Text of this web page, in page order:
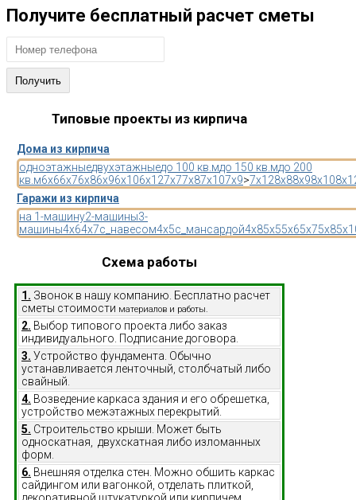
Получите бесплатный расчет сметы
Типовые проекты из кирпича
Дома из кирпича
одноэтажныедвухэтажныедо 100 кв.мдо 150 кв.мдо 200
кв.м6x66x76x86x96x106x127x77x87x107x9>7x128x88x98x10
Гаражи из кирпича
на 1-машину2-машины3-
машины4x64x7с_навесом4x5с_мансардой4x85x55x65x75x8
Схема работы
1. Звонок в нашу компанию. Бесплатно расчет
сметы стоимости материалов и работы.
2. Выбор типового проекта либо заказ
индивидуального. Подписание договора.
3. Устройство фундамента. Обычно
устанавливается ленточный, столбчатый либо
свайный.
4. Возведение каркаса здания и его обрешетка,
устройство межэтажных перекрытий.
5. Строительство крыши. Может быть
односкатная, двухскатная либо изломанных
форм.
6. Внешняя отделка стен. Можно обшить каркас
сайдингом или вагонкой, отделать плиткой,